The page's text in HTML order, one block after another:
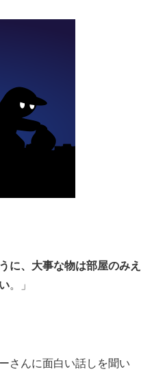
に、大事な物は部屋のみえ
。」
さんに面白い話しを聞い